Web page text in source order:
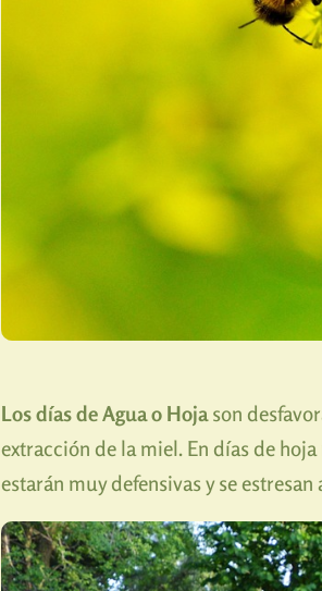
Los días de Agua o Hojason
extracción de la miel. En días de
estarán muy defensivas y se